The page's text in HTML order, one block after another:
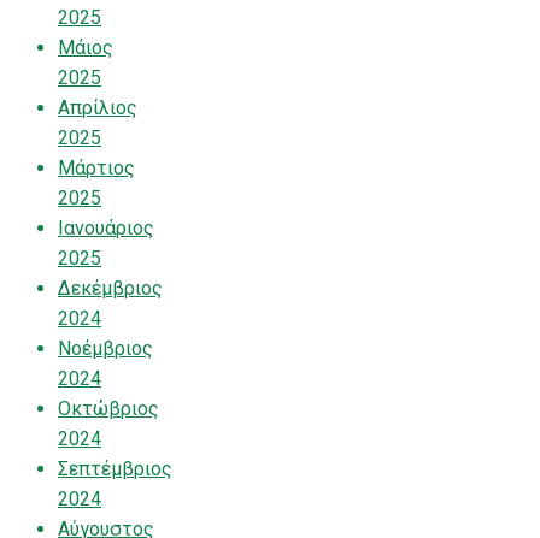
2025
Μάιος
2025
Απρίλιος
2025
Μάρτιος
2025
Ιανουάριος
2025
Δεκέμβριος
2024
Νοέμβριος
2024
Οκτώβριος
2024
Σεπτέμβριος
2024
Αύγουστος